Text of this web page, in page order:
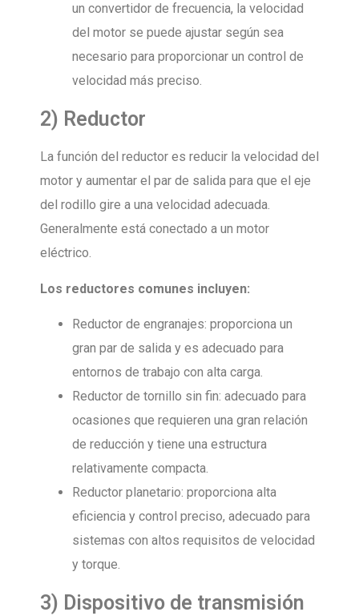
un convertidor de frecuencia, la velocidad
del motor se puede ajustar según sea
necesario para proporcionar un control de
velocidad más preciso.
2) Reductor
La función del reductor es reducir la velocidad del
motor y aumentar el par de salida para que el eje
del rodillo gire a una velocidad adecuada.
Generalmente está conectado a un motor
eléctrico.
Los reductores comunes incluyen:
Reductor de engranajes: proporciona un
gran par de salida y es adecuado para
entornos de trabajo con alta carga.
Reductor de tornillo sin fin: adecuado para
ocasiones que requieren una gran relación
de reducción y tiene una estructura
relativamente compacta.
Reductor planetario: proporciona alta
eficiencia y control preciso, adecuado para
sistemas con altos requisitos de velocidad
y torque.
3) Dispositivo de transmisión